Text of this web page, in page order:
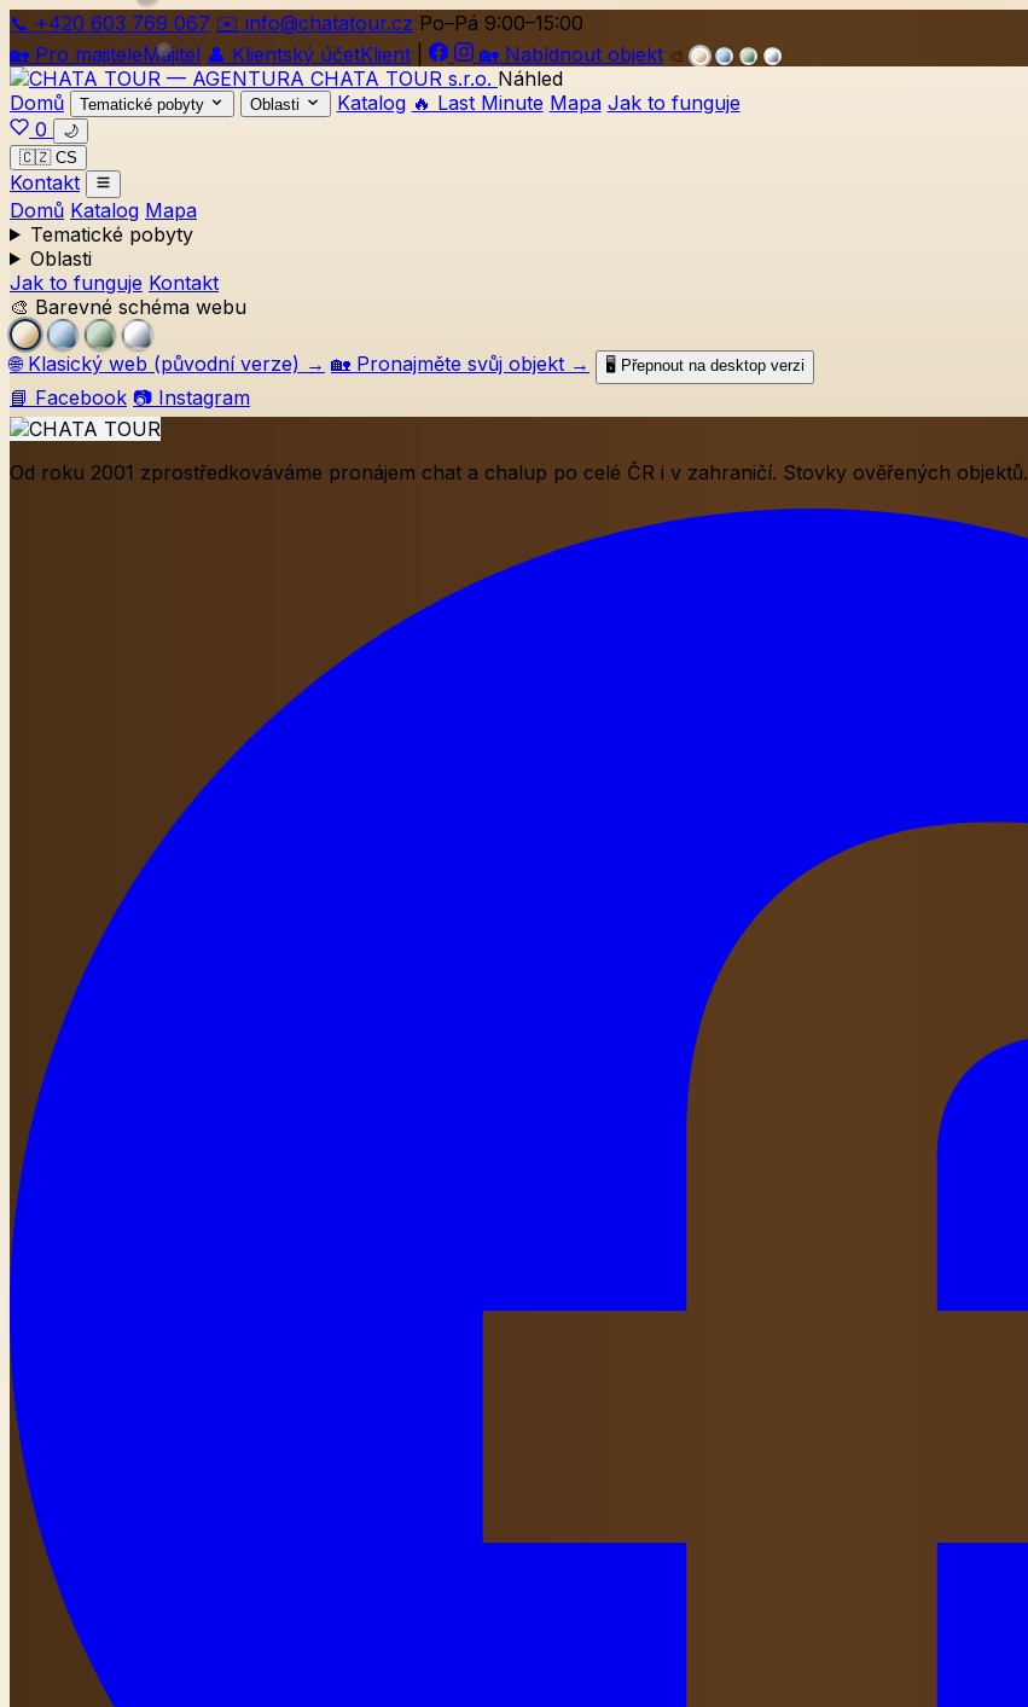
📞 +420 603 769 067 ✉️ info@chatatour.cz Po–Pá 9:00–15:00
🏡 Pro majiteleMajitel 👤 Klientský účetKlient 🏡 Nabídnout objekt 🎨
Náhled
Domů
Tematické pobyty Oblasti Katalog 🔥 Last Minute Mapa Jak to funguje
0
🌙
🇨🇿 CS
Kontakt
Domů Katalog Mapa
Tematické pobyty
Oblasti
Jak to funguje Kontakt
🎨 Barevné schéma webu
🌐 Klasický web (původní verze) → 🏡 Pronajměte svůj objekt → 🖥️ Přepnout na desktop verzi
📘 Facebook 📷 Instagram
Od roku 2001 zprostředkováváme pronájem chat a chalup po celé ČR i v zahraničí. Stovky ověřených objektů.